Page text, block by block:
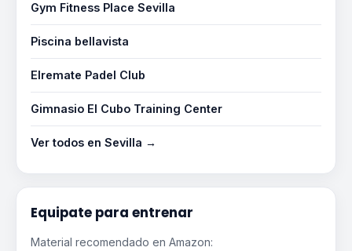
Gym Fitness Place Sevilla
Piscina bellavista
Elremate Padel Club
Gimnasio El Cubo Training Center
Ver todos en Sevilla →
Equipate para entrenar
Material recomendado en Amazon: